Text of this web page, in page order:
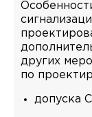
других
по
допуска